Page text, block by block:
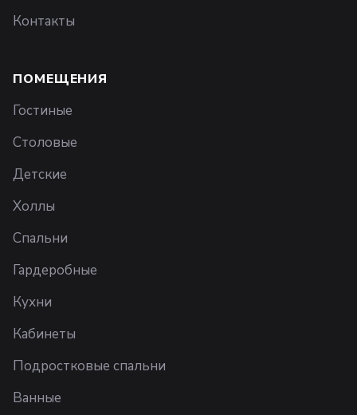
Контакты
ПОМЕЩЕНИЯ
Гостиные
Столовые
Детские
Холлы
Спальни
Гардеробные
Кухни
Кабинеты
Подростковые спальни
Ванные